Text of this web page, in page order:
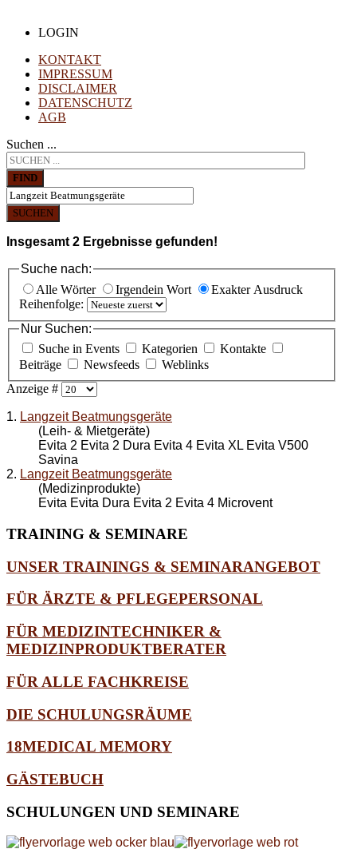
LOGIN
KONTAKT
IMPRESSUM
DISCLAIMER
DATENSCHUTZ
AGB
Suchen ...
FIND
SUCHEN
Insgesamt 2 Ergebnisse gefunden!
Suche nach:
Alle Wörter
Irgendein Wort
Exakter Ausdruck
Reihenfolge:
Nur Suchen:
Suche in Events
Kategorien
Kontakte
Beiträge
Newsfeeds
Weblinks
Anzeige #
1. Langzeit Beatmungsgeräte
(Leih- & Mietgeräte)
Evita 2 Evita 2 Dura Evita 4 Evita XL Evita V500
Savina
2. Langzeit Beatmungsgeräte
(Medizinprodukte)
Evita Evita Dura Evita 2 Evita 4 Microvent
TRAINING & SEMINARE
UNSER TRAININGS & SEMINARANGEBOT
FÜR ÄRZTE & PFLEGEPERSONAL
FÜR MEDIZINTECHNIKER &
MEDIZINPRODUKTBERATER
FÜR ALLE FACHKREISE
DIE SCHULUNGSRÄUME
18MEDICAL MEMORY
GÄSTEBUCH
SCHULUNGEN UND SEMINARE